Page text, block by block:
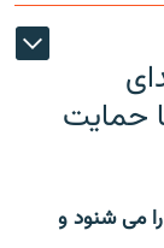
حمایت
می شنود و